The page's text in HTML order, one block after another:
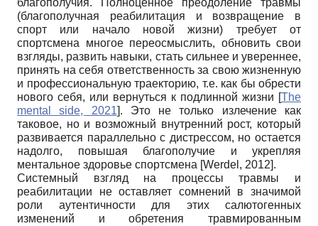
(благополучная реабилитация и возвращение в
спорт или начало новой жизни) требует от
спортсмена многое переосмыслить, обновить свои
взгляды, развить навыки, стать сильнее и увереннее,
принять на себя ответственность за свою жизненную
и профессиональную траекторию, т.е. как бы обрести
нового себя, или вернуться к подлинной жизни [The
mental side, 2021]. Это не только излечение как
таковое, но и возможный внутренний рост, который
развивается параллельно с дистрессом, но остается
надолго, повышая благополучие и укрепляя
ментальное здоровье спортсмена [Werdel, 2012].
Системный взгляд на процессы травмы и
реабилитации не оставляет сомнений в значимой
роли аутентичности для этих салютогенных
изменений и обретения травмированным